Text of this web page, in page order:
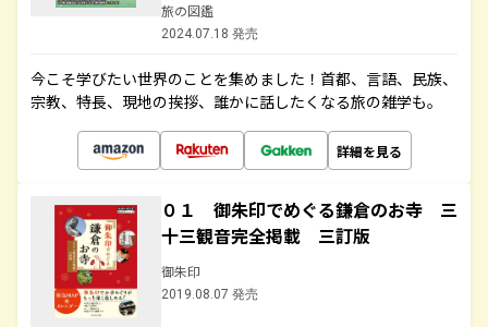
旅の図鑑
2024.07.18 発売
今こそ学びたい世界のことを集めました！首都、言語、民族、
宗教、特長、現地の挨拶、誰かに話したくなる旅の雑学も。
詳細を見る
０１ 御朱印でめぐる鎌倉のお寺 三
十三観音完全掲載 三訂版
御朱印
2019.08.07 発売